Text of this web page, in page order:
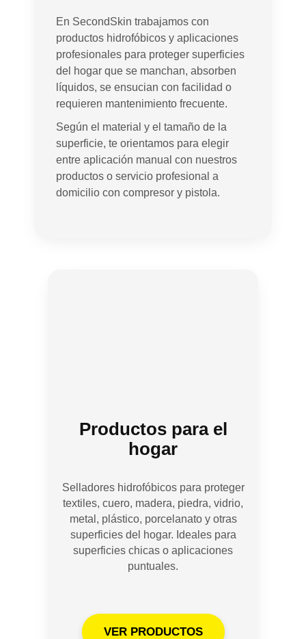
En SecondSkin trabajamos con
productos hidrofóbicos y aplicaciones
profesionales para proteger superficies
del hogar que se manchan, absorben
líquidos, se ensucian con facilidad o
requieren mantenimiento frecuente.
Según el material y el tamaño de la
superficie, te orientamos para elegir
entre aplicación manual con nuestros
productos o servicio profesional a
domicilio con compresor y pistola.
Productos para el
hogar
Selladores hidrofóbicos para proteger
textiles, cuero, madera, piedra, vidrio,
metal, plástico, porcelanato y otras
superficies del hogar. Ideales para
superficies chicas o aplicaciones
puntuales.
VER PRODUCTOS